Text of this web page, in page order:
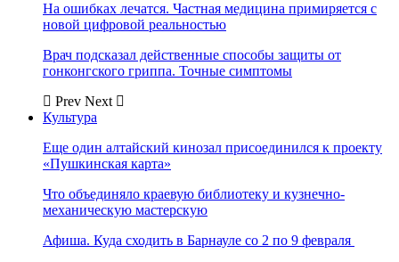
На ошибках лечатся. Частная медицина примиряется с
новой цифровой реальностью
Врач подсказал действенные способы защиты от
гонконгского гриппа. Точные симптомы
Prev Next
Культура
Еще один алтайский кинозал присоединился к проекту
«Пушкинская карта»
Что объединяло краевую библиотеку и кузнечно-
механическую мастерскую
Афиша. Куда сходить в Барнауле со 2 по 9 февраля